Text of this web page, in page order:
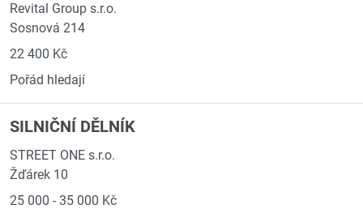
Revital Group s.r.o.
Sosnová 214
22 400 Kč
Pořád hledají
SILNIČNÍ DĚLNÍK
STREET ONE s.r.o.
Žďárek 10
25 000 - 35 000 Kč